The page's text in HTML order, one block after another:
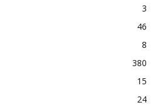
3
46
8
380
15
24